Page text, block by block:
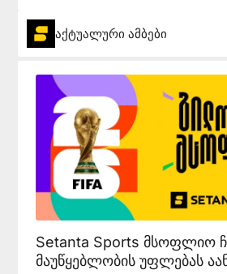
აქტუალური ამბები
Setanta Sports მსოფლიო
მაუწყებლობის უფლებას